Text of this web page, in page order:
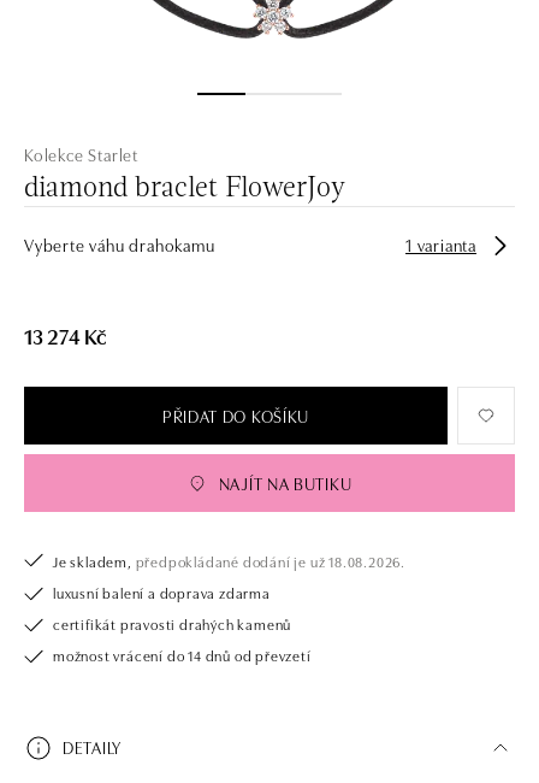
Kolekce Starlet
diamond braclet FlowerJoy
Vyberte váhu drahokamu 1 varianta
13 274 Kč
PŘIDAT DO KOŠÍKU
NAJÍT NA BUTIKU
Je skladem, předpokládané dodání je už 18.08.2026.
luxusní balení a doprava zdarma
certifikát pravosti drahých kamenů
možnost vrácení do 14 dnů od převzetí
DETAILY